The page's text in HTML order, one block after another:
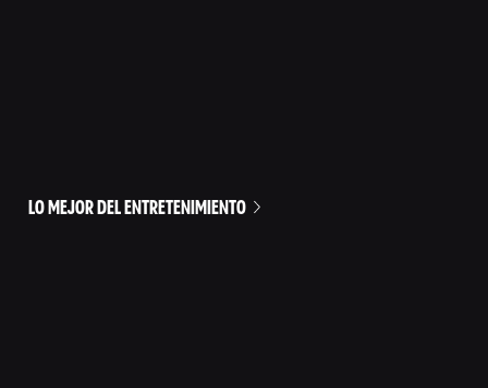
LO MEJOR DEL ENTRETENIMIENTO